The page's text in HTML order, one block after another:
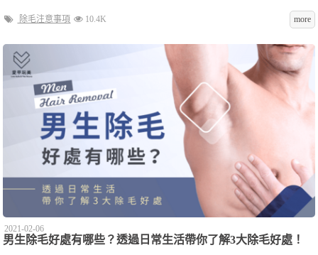
除毛注意事項 10.4K more
2021-02-06
男生除毛好處有哪些？透過日常生活帶你了解3大除毛好處！